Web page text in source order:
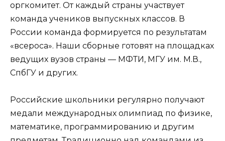
оргкомитет. От каждый страны участвует
команда учеников выпускных классов. В
России команда формируется по результатам
«всероса». Наши сборные готовят на площадках
ведущих вузов страны — МФТИ, МГУ им. М.В.,
СпбГУ и других.
Российские школьники регулярно получают
медали международных олимпиад по физике,
математике, программированию и другим